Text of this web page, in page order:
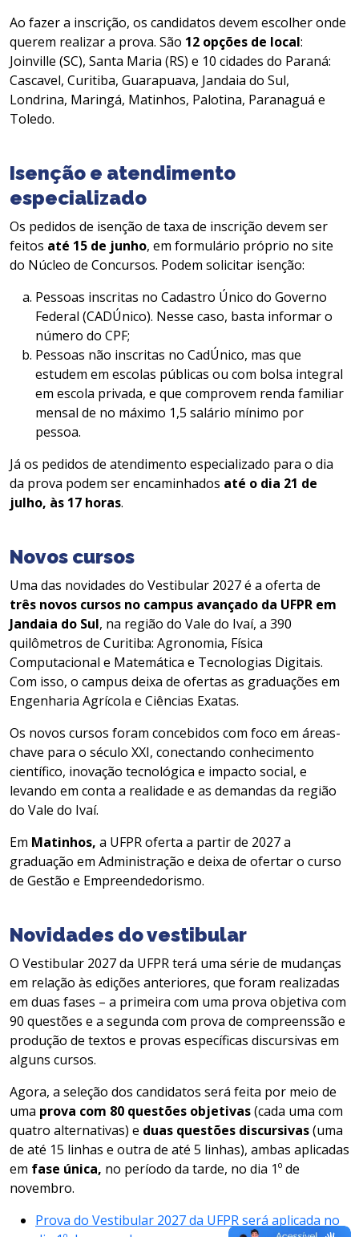
Ao fazer a inscrição, os candidatos devem escolher onde
querem realizar a prova. São 12 opções de local:
Joinville (SC), Santa Maria (RS) e 10 cidades do Paraná:
Cascavel, Curitiba, Guarapuava, Jandaia do Sul,
Londrina, Maringá, Matinhos, Palotina, Paranaguá e
Toledo.
Isenção e atendimento
especializado
Os pedidos de isenção de taxa de inscrição devem ser
feitos até 15 de junho, em formulário próprio no site
do Núcleo de Concursos. Podem solicitar isenção:
Pessoas inscritas no Cadastro Único do Governo
Federal (CADÚnico). Nesse caso, basta informar o
número do CPF;
Pessoas não inscritas no CadÚnico, mas que
estudem em escolas públicas ou com bolsa integral
em escola privada, e que comprovem renda familiar
mensal de no máximo 1,5 salário mínimo por
pessoa.
Já os pedidos de atendimento especializado para o dia
da prova podem ser encaminhados até o dia 21 de
julho, às 17 horas.
Novos cursos
Uma das novidades do Vestibular 2027 é a oferta de
três novos cursos no campus avançado da UFPR em
Jandaia do Sul, na região do Vale do Ivaí, a 390
quilômetros de Curitiba: Agronomia, Física
Computacional e Matemática e Tecnologias Digitais.
Com isso, o campus deixa de ofertas as graduações em
Engenharia Agrícola e Ciências Exatas.
Os novos cursos foram concebidos com foco em áreas-
chave para o século XXI, conectando conhecimento
científico, inovação tecnológica e impacto social, e
levando em conta a realidade e as demandas da região
do Vale do Ivaí.
Em Matinhos, a UFPR oferta a partir de 2027 a
graduação em Administração e deixa de ofertar o curso
de Gestão e Empreendedorismo.
Novidades do vestibular
O Vestibular 2027 da UFPR terá uma série de mudanças
em relação às edições anteriores, que foram realizadas
em duas fases – a primeira com uma prova objetiva com
90 questões e a segunda com prova de compreenssão e
produção de textos e provas específicas discursivas em
alguns cursos.
Agora, a seleção dos candidatos será feita por meio de
uma prova com 80 questões objetivas(cada uma com
quatro alternativas) e duas questões discursivas(uma
de até 15 linhas e outra de até 5 linhas), ambas aplicadas
em fase única, no período da tarde, no dia 1º de
novembro.
Prova do Vestibular 2027 da UFPR será aplicada no